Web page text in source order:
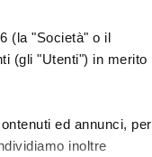
(la "Società" o il
(gli "Utenti") in merito
ed annunci, per
inoltre